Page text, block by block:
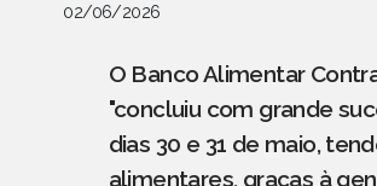
02/06/2026
O Banco Alimentar
"concluiu com grande
dias 30 e 31 de maio,
alimentares, graças à